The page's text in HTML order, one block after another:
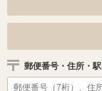
郵便番号・住所・